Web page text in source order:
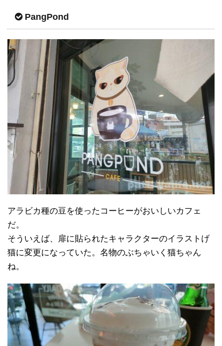
PangPond
アラビカ種の豆を使ったコーヒーがおいしいカフェ
だ。
そういえば、扉に貼られたキャラクターのイラストげ
猫に変更になっていた。名物のぶちゃいく猫ちゃん
ね。